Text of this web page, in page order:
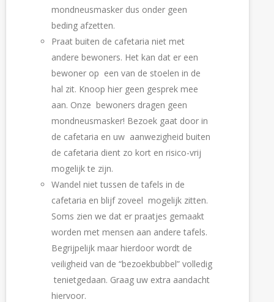
mondneusmasker dus onder geen
beding afzetten.
Praat buiten de cafetaria niet met
andere bewoners. Het kan dat er een
bewoner op  een van de stoelen in de
hal zit. Knoop hier geen gesprek mee
aan. Onze  bewoners dragen geen
mondneusmasker! Bezoek gaat door in
de cafetaria en uw  aanwezigheid buiten
de cafetaria dient zo kort en risico-vrij
mogelijk te zijn.
Wandel niet tussen de tafels in de
cafetaria en blijf zoveel  mogelijk zitten.
Soms zien we dat er praatjes gemaakt
worden met mensen aan andere tafels.
Begrijpelijk maar hierdoor wordt de
veiligheid van de “bezoekbubbel” volledig
tenietgedaan. Graag uw extra aandacht
hiervoor.